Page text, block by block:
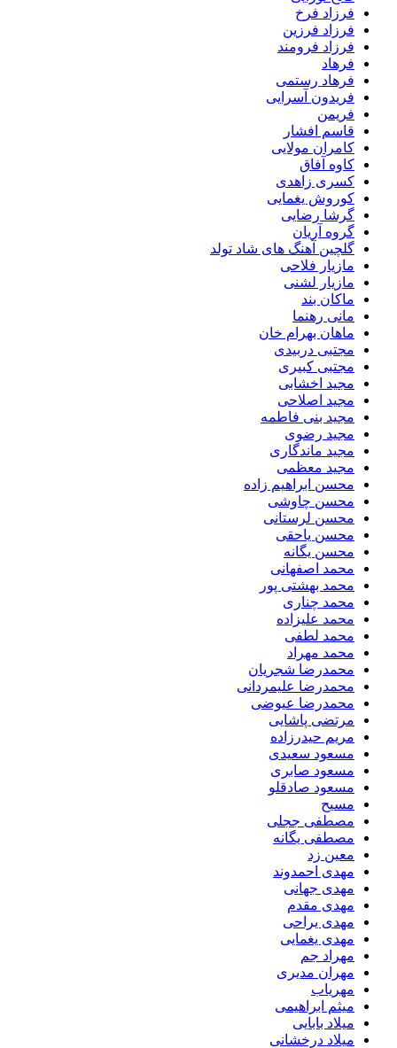
فرزاد فرخ
فرزاد فرزین
فرزاد فرومند
فرهاد
فرهاد رستمی
فریدون آسرایی
فریمن
قاسم افشار
کامران مولایی
کاوه آفاق
کسری زاهدی
کوروش یغمایی
گرشا رضایی
گروه آریان
گلچین آهنگ های شاد تولد
مازیار فلاحی
مازیار لشنی
ماکان بند
مانی رهنما
ماهان بهرام خان
مجتبی دربیدی
مجتبی کبیری
مجید اخشابی
مجید اصلاحی
مجید بنی فاطمه
مجید رضوی
مجید ماندگاری
مجید معظمی
محسن ابراهیم زاده
محسن چاوشی
محسن لرستانی
محسن یاحقی
محسن یگانه
محمد اصفهانی
محمد بهشتی پور
محمد چناری
محمد علیزاده
محمد لطفی
محمد مهراد
محمدرضا شجریان
محمدرضا علیمردانی
محمدرضا عیوضی
مرتضی پاشایی
مریم حیدرزاده
مسعود سعیدی
مسعود صابری
مسعود صادقلو
مسیح
مصطفی ججلی
مصطفی یگانه
معین زد
مهدی احمدوند
مهدی جهانی
مهدی مقدم
مهدی یراحی
مهدی یغمایی
مهراد جم
مهران مدیری
مهریاب
میثم ابراهیمی
میلاد بابایی
میلاد درخشانی